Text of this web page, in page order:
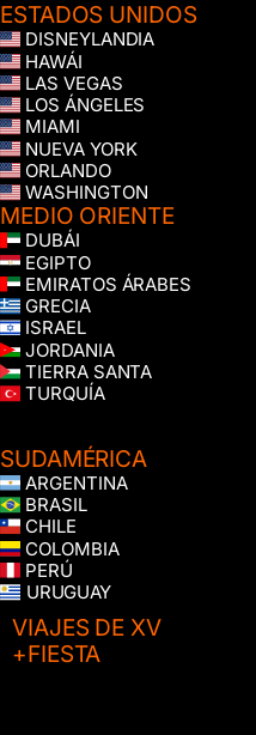
ESTADOS UNIDOS
DISNEYLANDIA
HAWÁI
LAS VEGAS
LOS ÁNGELES
MIAMI
NUEVA YORK
ORLANDO
WASHINGTON
MEDIO ORIENTE
DUBÁI
EGIPTO
EMIRATOS ÁRABES
GRECIA
ISRAEL
JORDANIA
TIERRA SANTA
TURQUÍA
SUDAMÉRICA
ARGENTINA
BRASIL
CHILE
COLOMBIA
PERÚ
URUGUAY
VIAJES DE XV
+FIESTA